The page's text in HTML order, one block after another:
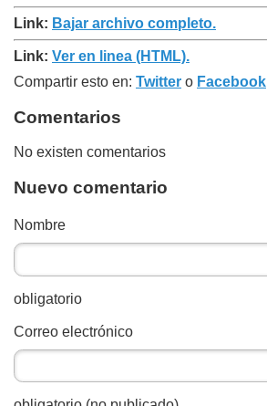
Link: Bajar archivo completo.
Link: Ver en linea (HTML).
Compartir esto en: Twitter o Facebook
Comentarios
No existen comentarios
Nuevo comentario
Nombre
obligatorio
Correo electrónico